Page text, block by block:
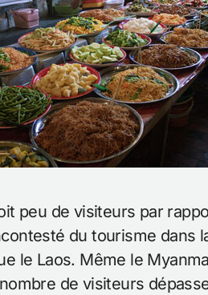
du tourisme dans
le Laos. Même le
de visiteurs